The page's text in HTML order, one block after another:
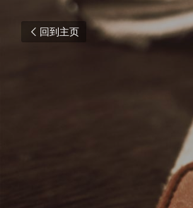
回到主页